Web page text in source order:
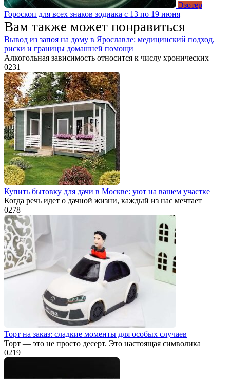
Эзотер
Гороскоп для всех знаков зодиака с 13 по 19 июня
Вам также может понравиться
Вывод из запоя на дому в Ярославле: медицинский подход,
риски и границы домашней помощи
Алкогольная зависимость относится к числу хронических
0231
Купить бытовку для дачи в Москве: уют на вашем участке
Когда речь идет о дачной жизни, каждый из нас мечтает
0278
Торт на заказ: сладкие моменты для особых случаев
Торт — это не просто десерт. Это настоящая символика
0219